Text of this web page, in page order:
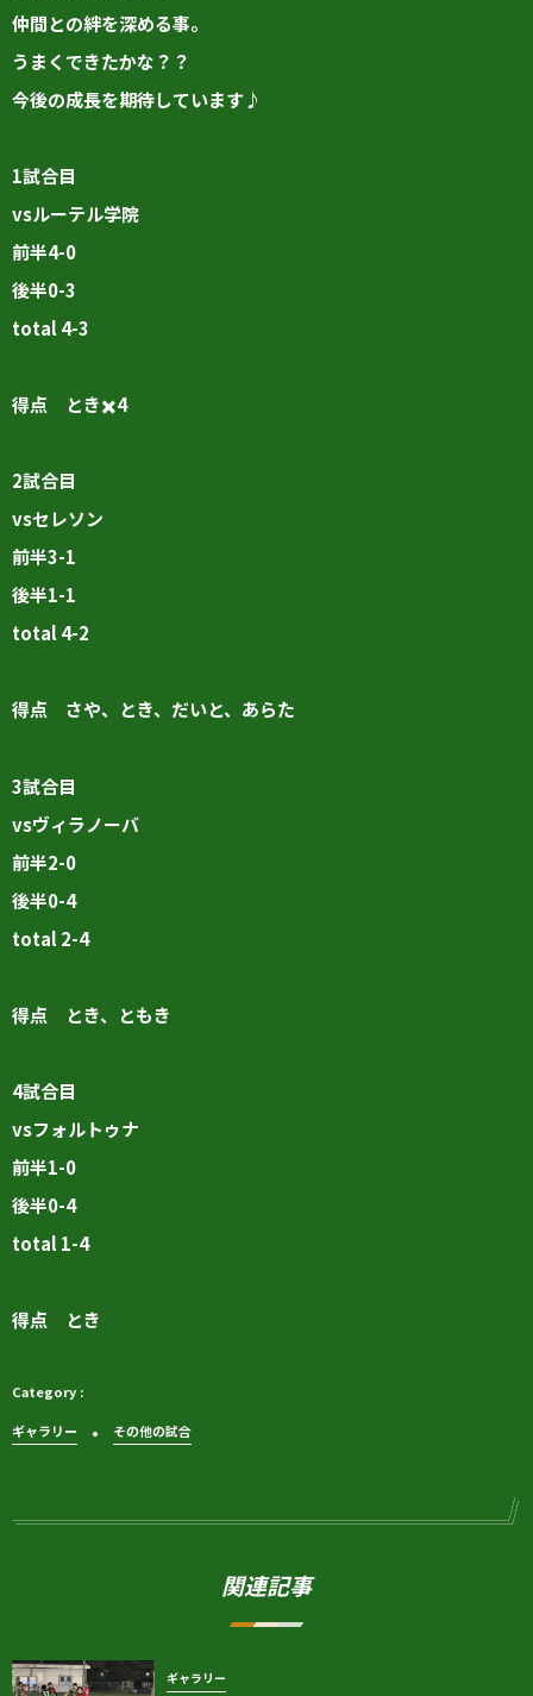
仲間との絆を深める事。
うまくできたかな？？
今後の成長を期待しています♪
1試合目
vsルーテル学院
前半4-0
後半0-3
total 4-3
得点 とき✖️4
2試合目
vsセレソン
前半3-1
後半1-1
total 4-2
得点 さや、とき、だいと、あらた
3試合目
vsヴィラノーバ
前半2-0
後半0-4
total 2-4
得点 とき、ともき
4試合目
vsフォルトゥナ
前半1-0
後半0-4
total 1-4
得点 とき
ギャラリー その他の試合
関連記事
ギャラリー